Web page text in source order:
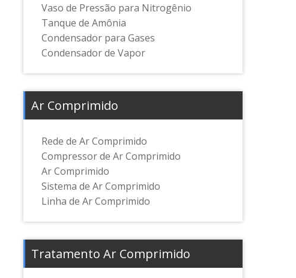
Vaso de Pressão para Nitrogênio
Tanque de Amônia
Condensador para Gases
Condensador de Vapor
Ar Comprimido
Rede de Ar Comprimido
Compressor de Ar Comprimido
Ar Comprimido
Sistema de Ar Comprimido
Linha de Ar Comprimido
Tratamento Ar Comprimido